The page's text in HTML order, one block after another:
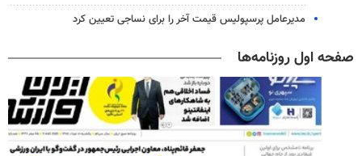
مدیرعامل پرسپولیس قیمت آخر را برای نساجی تعیین کرد
صفحه اول روزنامه‌ها